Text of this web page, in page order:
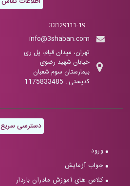
33129111-19
info@3shaban.com
تهران، میدان قیام، پل ری
خیابان شهید رضوی
بیمارستان سوم شعبان
کدپستی : 1175833485
دسترسی سریع
ورود
جواب آزمایش
کلاس های آموزش مادران باردار